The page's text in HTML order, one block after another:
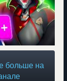
больше на